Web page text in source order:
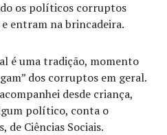
os políticos corruptos
entram na brincadeira.
é uma tradição, momento
dos corruptos em geral.
desde criança,
político, conta o
de Ciências Sociais.